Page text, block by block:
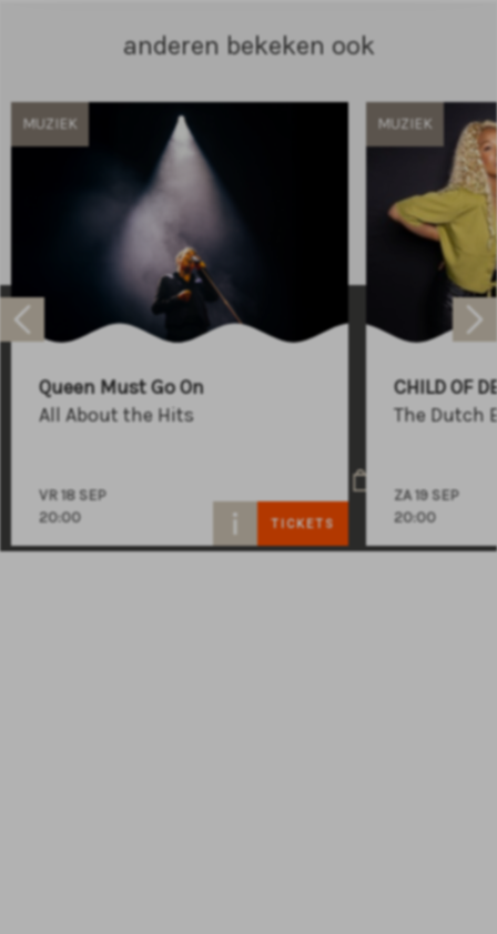
anderen bekeken ook
MUZIEK
Queen Must Go On
All About the Hits
VR 18 SEP
20:00
TICKETS
MUZIEK
CHILD OF
The Dutch
ZA 19 SEP
20:00
+31 (0)591 - 850 856
info@atlastheater.nl